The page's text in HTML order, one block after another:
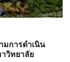
มการดำเนิน
วิทยาลัย